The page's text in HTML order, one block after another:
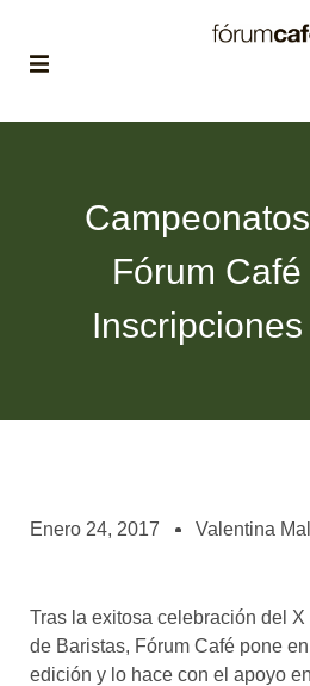
asociados
algo nuevo que
enseñarnos
Fórum
Enero 24, 2017 Valentina
Tras la exitosa celebración del
de Baristas, Fórum Café pone
edición y lo hace con el apoyo